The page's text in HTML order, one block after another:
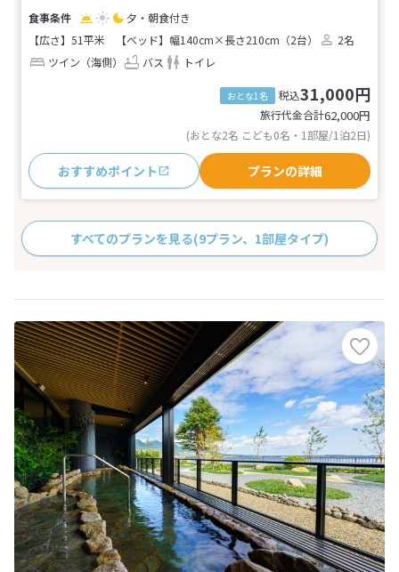
夕・朝食付き
【広さ】51平米
【ベッド】幅140cm×長さ210cm（2台）
2名
ツイン（海側）
バス トイレ
おとな1名 税込31,000円
旅行代金合計62,000円
(おとな2名 こども0名・1部屋/1泊2日)
おすすめポイント プランの詳細
すべてのプランを見る(9プラン、1部屋タイプ)